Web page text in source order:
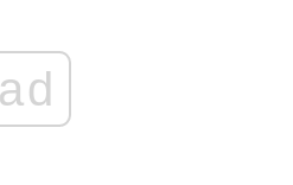
ad